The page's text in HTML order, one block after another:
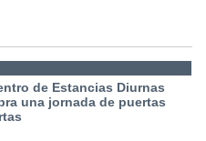
de Estancias Diurnas
una jornada de puertas